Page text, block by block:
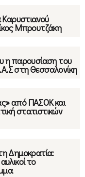
Μπρουτζάκη
η παρουσίαση του
στη Θεσσαλονίκη
από ΠΑΣΟΚ και
στατιστικών
Δημοκρατία:
το